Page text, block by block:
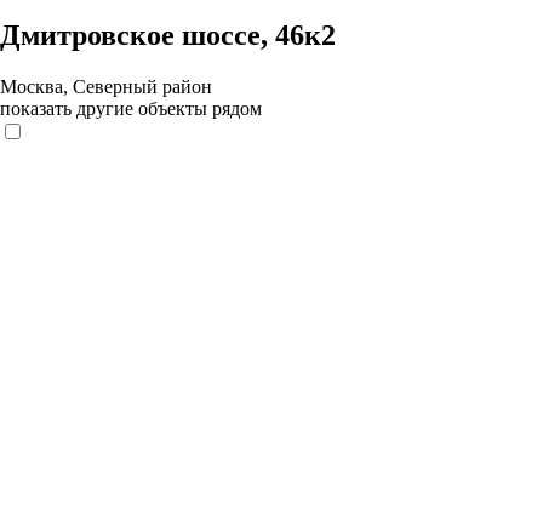
Дмитровское шоссе, 46к2
Москва, Северный район
показать другие объекты рядом